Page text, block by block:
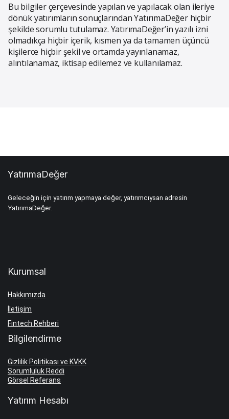
Bu bilgiler çerçevesinde yapılan ve yapılacak olan ileriye
dönük yatırımların sonuçlarından YatırımaDeğer hiçbir
şekilde sorumlu tutulamaz. YatırımaDeğer’in yazılı izni
olmadıkça hiçbir içerik, kısmen ya da tamamen üçüncü
kişilerce hiçbir şekil ve ortamda yayınlanamaz,
alıntılanamaz, iktisap edilemez ve kullanılamaz.
YatırımaDeğer
Geleceğin için yatırım yapmaya değer, yatırımcıysan adresin
YatırımaDeğer.
Kurumsal
Hakkımızda
İletişim
Fintech Rehberi
Bilgilendirme
Gizlilik Politikası ve KVKK
Sorumluluk Reddi
Görsel Referans
Yatırım Hesabı